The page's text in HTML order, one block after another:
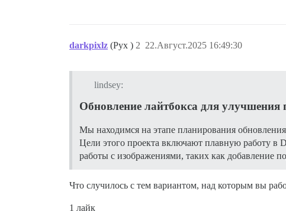
darkpixlz (Pyx ) 22.Август.2025 16:49:30
2
lindsey:
Обновление лайтбокса для улучшения
Мы находимся на этапе планирования
Цели этого проекта включают плавную работу в
работы с изображениями, таких как добавление
Что случилось с тем вариантом, над которым вы
1 лайк